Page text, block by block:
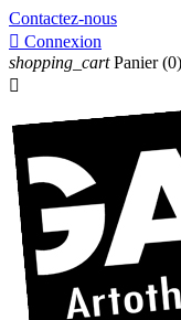
Contactez-nous
 Connexion
shopping_cart Panier (0)
